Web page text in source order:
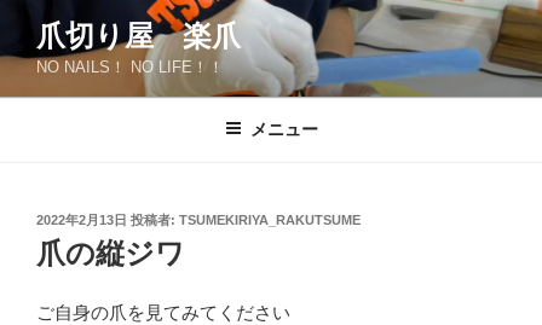
ン
爪切り屋 楽爪
NO NAILS！ NO LIFE！！
メニュー
投
稿
日:
2022年2月13日 投稿者: TSUMEKIRIYA_RAKUTSUME
爪の縦ジワ
ご自身の爪を見てみてください